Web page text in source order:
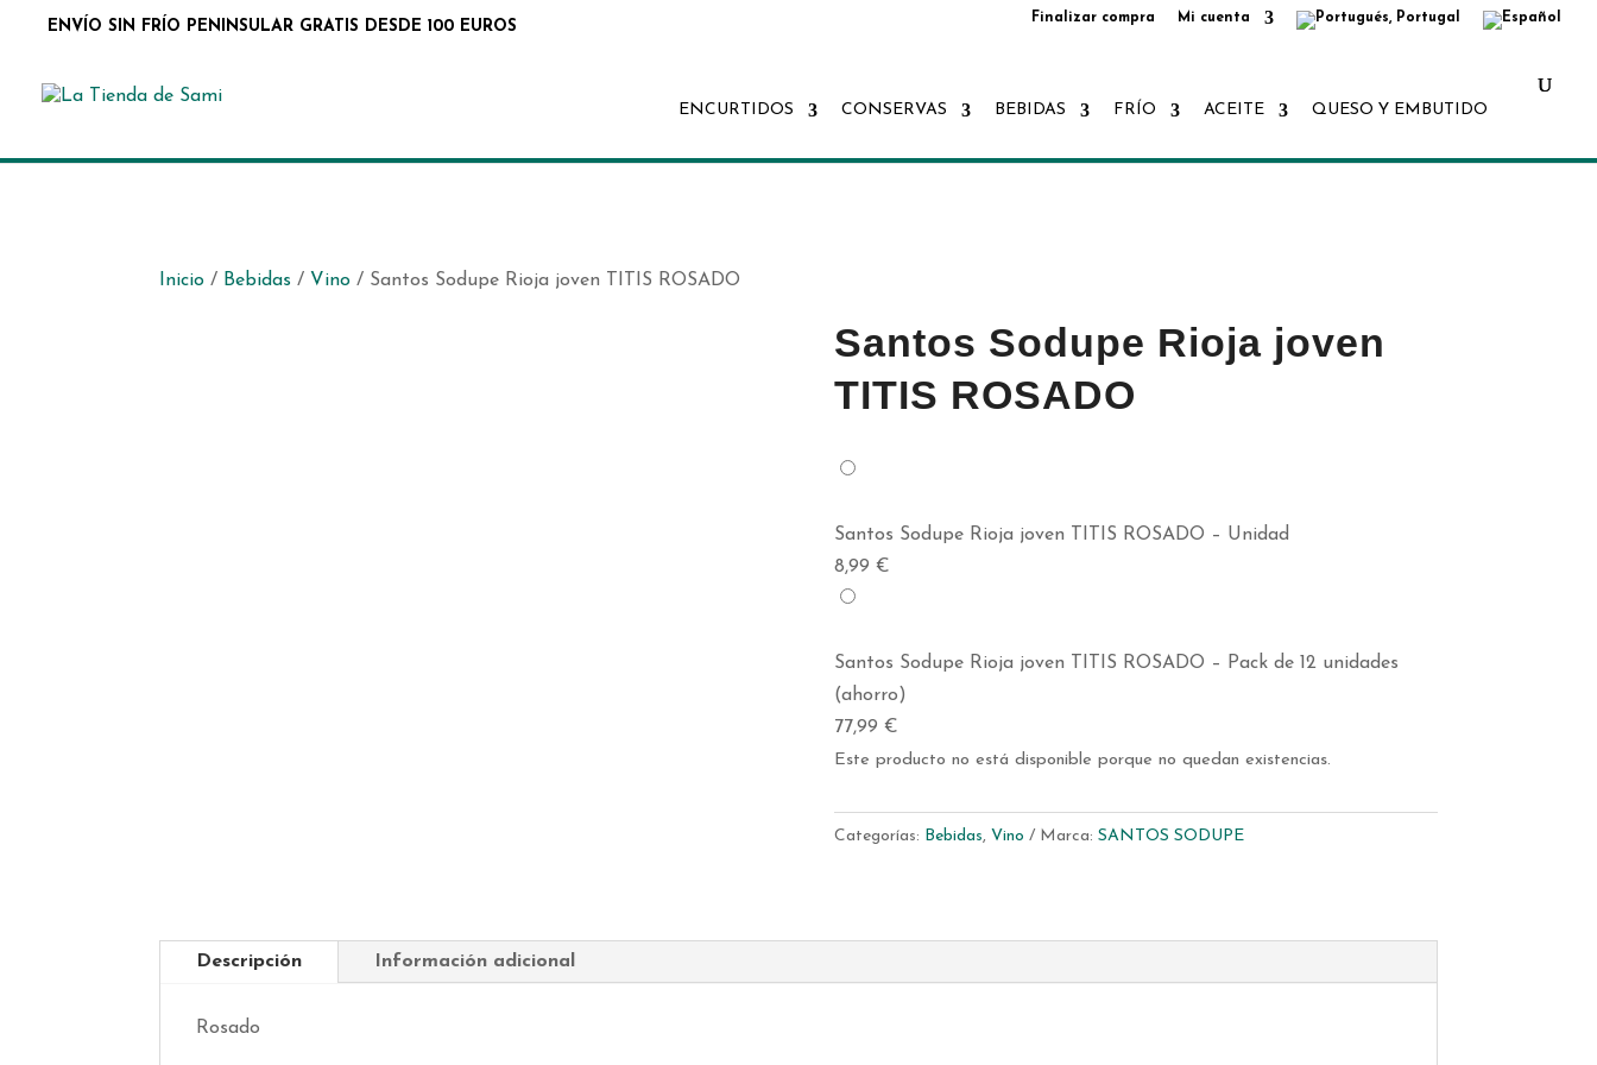
ENVÍO SIN FRÍO PENINSULAR GRATIS DESDE 100 EUROS Finalizar compra Mi cuenta
ENCURTIDOS CONSERVAS BEBIDAS FRÍO ACEITE QUESO Y EMBUTIDO
productos
Inicio / Bebidas / Vino / Santos Sodupe Rioja joven TITIS ROSADO
Santos Sodupe Rioja joven
TITIS ROSADO
Santos Sodupe Rioja joven TITIS ROSADO – Unidad
8,99 €
Santos Sodupe Rioja joven TITIS ROSADO – Pack de 12 unidades
(ahorro)
77,99 €
Este producto no está disponible porque no quedan existencias.
Categorías: Bebidas, Vino Marca: SANTOS SODUPE
Descripción Información adicional
Rosado